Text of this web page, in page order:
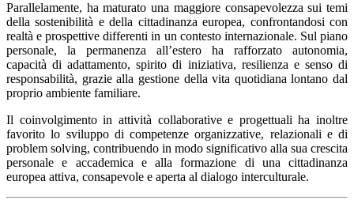
Parallelamente, ha maturato una maggiore consapevolezza sui temi
della sostenibilità e della cittadinanza europea, confrontandosi con
realtà e prospettive differenti in un contesto internazionale. Sul piano
personale, la permanenza all’estero ha rafforzato autonomia,
capacità di adattamento, spirito di iniziativa, resilienza e senso di
responsabilità, grazie alla gestione della vita quotidiana lontano dal
proprio ambiente familiare.
Il coinvolgimento in attività collaborative e progettuali ha inoltre
favorito lo sviluppo di competenze organizzative, relazionali e di
problem solving, contribuendo in modo significativo alla sua crescita
personale e accademica e alla formazione di una cittadinanza
europea attiva, consapevole e aperta al dialogo interculturale.